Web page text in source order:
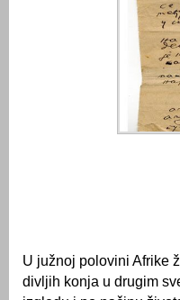
U južnoj polovini Afrike
divljih konja u drugim